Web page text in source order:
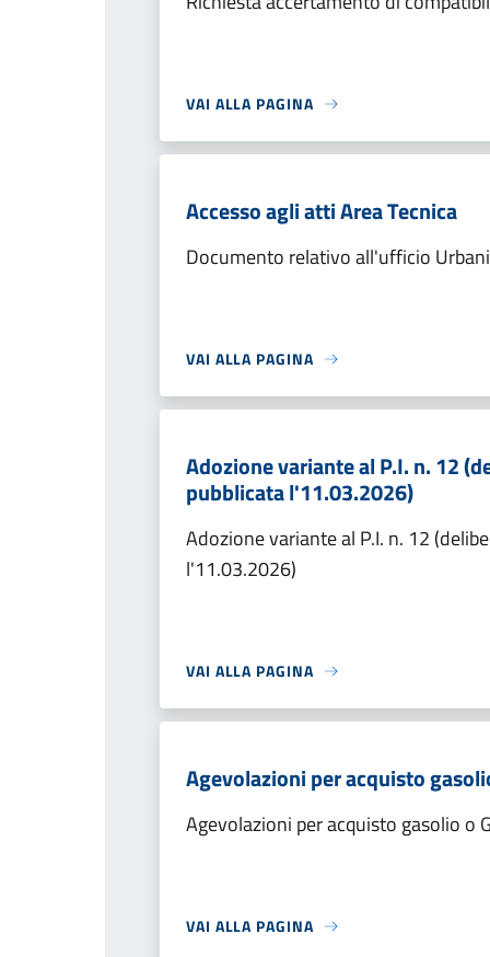
VAI ALLA PAGINA
Accesso agli atti Area Tecnica
Documento relativo all'ufficio
VAI ALLA PAGINA
Adozione variante al P.I. n. 12
pubblicata l'11.03.2026)
Adozione variante al P.I. n. 12
l'11.03.2026)
VAI ALLA PAGINA
Agevolazioni per acquisto
Agevolazioni per acquisto gasolio o
VAI ALLA PAGINA